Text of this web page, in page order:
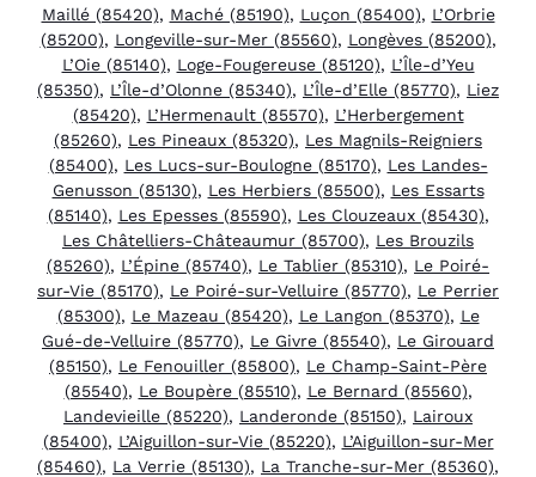
Maillé (85420), Maché (85190), Luçon (85400), L’Orbrie
(85200), Longeville-sur-Mer (85560), Longèves (85200),
L’Oie (85140), Loge-Fougereuse (85120), L’Île-d’Yeu
(85350), L’Île-d’Olonne (85340), L’Île-d’Elle (85770), Liez
(85420), L’Hermenault (85570), L’Herbergement
(85260), Les Pineaux (85320), Les Magnils-Reigniers
(85400), Les Lucs-sur-Boulogne (85170), Les Landes-
Genusson (85130), Les Herbiers (85500), Les Essarts
(85140), Les Epesses (85590), Les Clouzeaux (85430),
Les Châtelliers-Châteaumur (85700), Les Brouzils
(85260), L’Épine (85740), Le Tablier (85310), Le Poiré-
sur-Vie (85170), Le Poiré-sur-Velluire (85770), Le Perrier
(85300), Le Mazeau (85420), Le Langon (85370), Le
Gué-de-Velluire (85770), Le Givre (85540), Le Girouard
(85150), Le Fenouiller (85800), Le Champ-Saint-Père
(85540), Le Boupère (85510), Le Bernard (85560),
Landevieille (85220), Landeronde (85150), Lairoux
(85400), L’Aiguillon-sur-Vie (85220), L’Aiguillon-sur-Mer
(85460), La Verrie (85130), La Tranche-sur-Mer (85360),